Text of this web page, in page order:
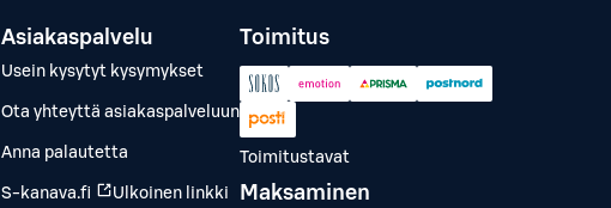
Asiakaspalvelu
Usein kysytyt kysymykset
Ota yhteyttä asiakaspalveluun
Anna palautetta
S-kanava.fi Ulkoinen linkki
Toimitus
Toimitustavat
Maksaminen